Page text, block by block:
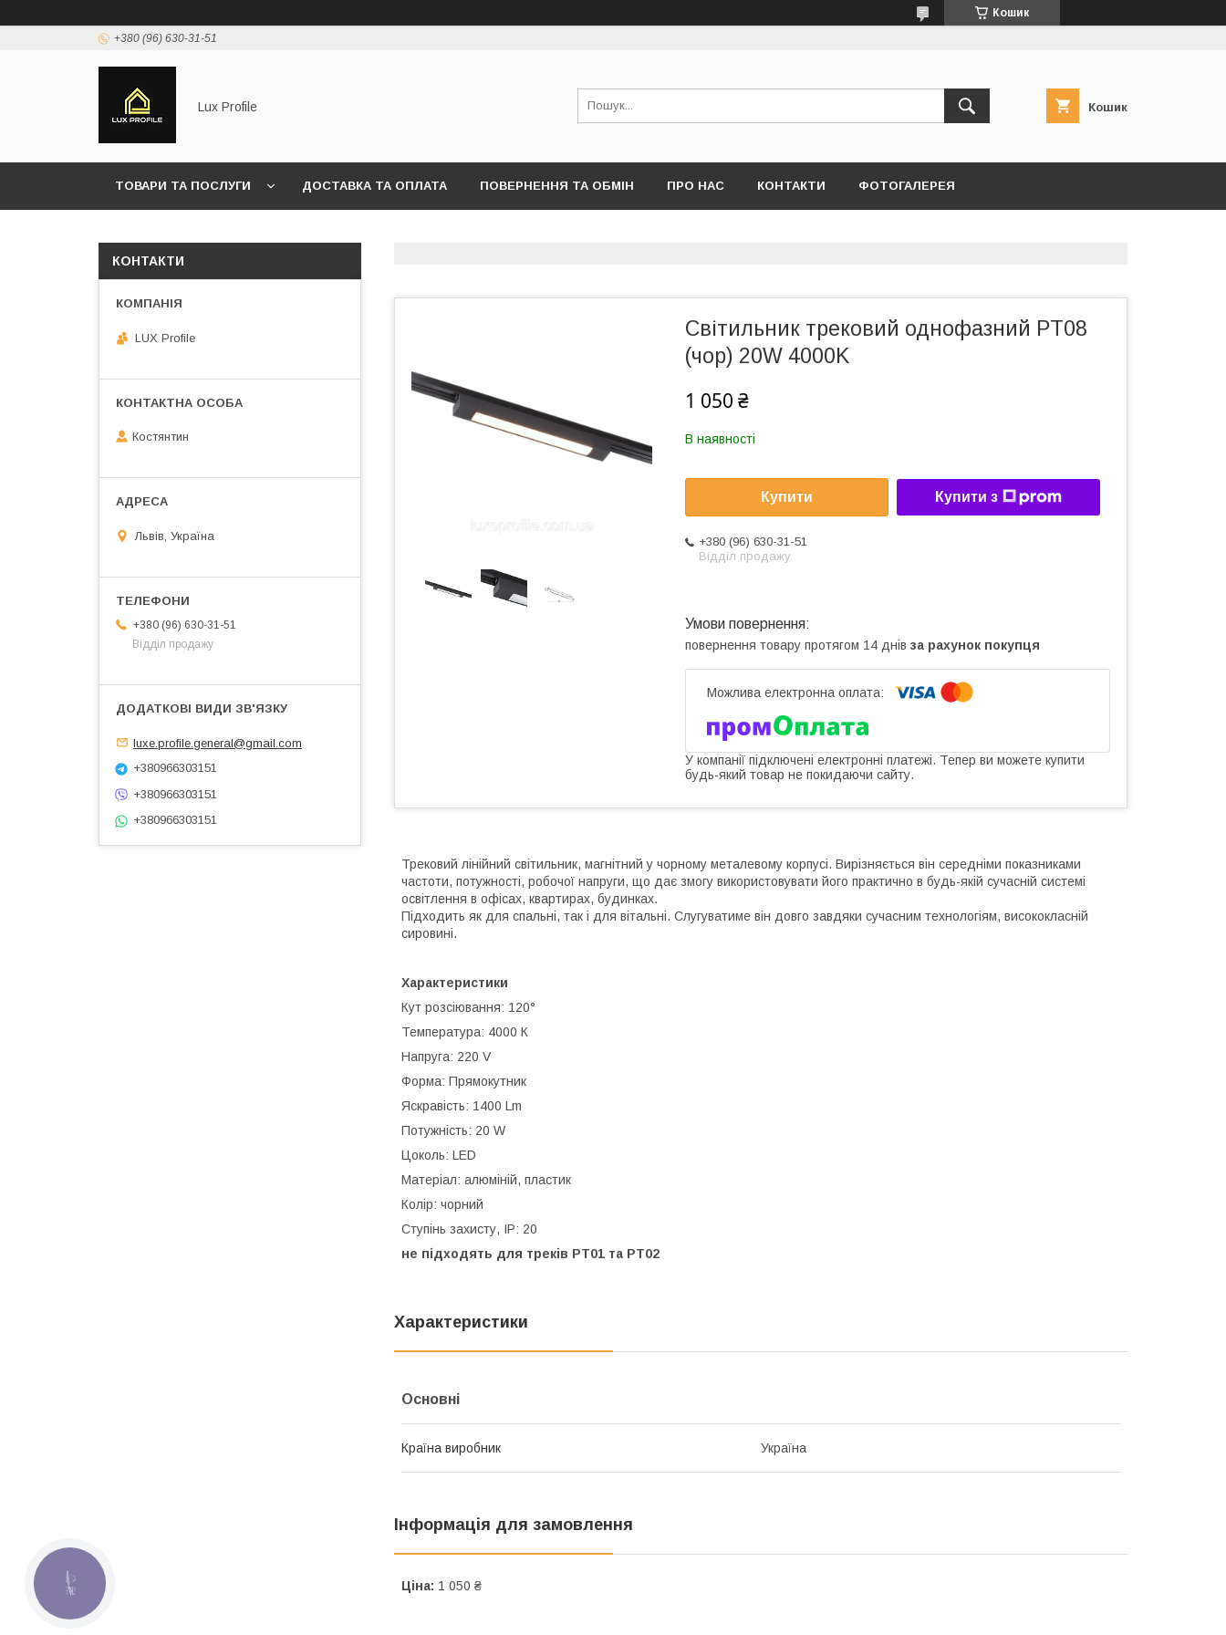
Кошик
+380 (96) 630-31-51
Lux Profile Кошик
ТОВАРИ ТА ПОСЛУГИ ДОСТАВКА ТА ОПЛАТА ПОВЕРНЕННЯ ТА ОБМІН ПРО НАС КОНТАКТИ ФОТОГАЛЕРЕЯ
Світильник трековий однофазний PT08
(чор) 20W 4000K
1 050 ₴
В наявності
Купити Купити з
+380 (96) 630-31-51
Відділ продажу
повернення товару протягом 14 днів за рахунок покупця
У компанії підключені електронні платежі. Тепер ви можете купити
будь-який товар не покидаючи сайту.
Трековий лінійний світильник, магнітний у чорному металевому корпусі. Вирізняється він середніми показниками
частоти, потужності, робочої напруги, що дає змогу використовувати його практично в будь-якій сучасній системі
освітлення в офісах, квартирах, будинках.
Підходить як для спальні, так і для вітальні. Слугуватиме він довго завдяки сучасним технологіям, висококласній
сировині.
Характеристики
Кут розсіювання: 120°
Температура: 4000 К
Напруга: 220 V
Форма: Прямокутник
Яскравість: 1400 Lm
Потужність: 20 W
Цоколь: LED
Матеріал: алюміній, пластик
Колір: чорний
Ступінь захисту, IP: 20
не підходять для треків PT01 та PT02
Характеристики
Основні
Країна виробник Україна
Інформація для замовлення
Ціна: 1 050 ₴
КОНТАКТИ
LUX Profile
Костянтин
Львів, Україна
+380 (96) 630-31-51
Відділ продажу
luxe.profile.general@gmail.com
+380966303151
+380966303151
+380966303151
КНОПКА
ЗВ'ЯЗКУ